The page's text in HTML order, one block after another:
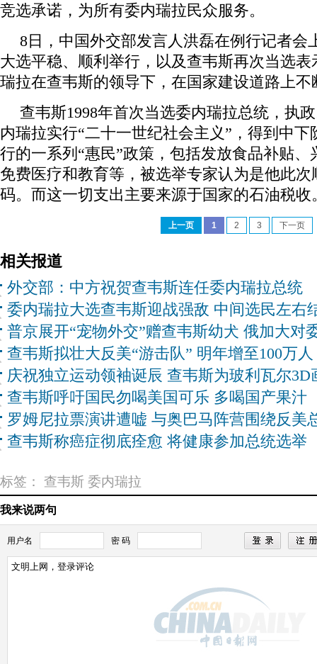
竞选承诺，为所有委内瑞拉民众服务。
8日，中国外交部发言人洪磊在例行记者会
大选平稳、顺利举行，以及查韦斯再次当选
瑞拉在查韦斯的领导下，在国家建设道路上不
查韦斯1998年首次当选委内瑞拉总统，执
内瑞拉实行“二十一世纪社会主义”，得到中
行的一系列“惠民”政策，包括发放食品补贴
免费医疗和教育等，被选举专家认为是他此
码。而这一切支出主要来源于国家的石油税收
上一页 1 2 3 下一页
相关报道
外交部：中方祝贺查韦斯连任委内瑞拉总统
委内瑞拉大选查韦斯迎战强敌 中间选民左右
普京展开“宠物外交”赠查韦斯幼犬 俄加大对
查韦斯拟壮大反美“游击队” 明年增至100万人
庆祝独立运动领袖诞辰 查韦斯为玻利瓦尔3D
查韦斯呼吁国民勿喝美国可乐 多喝国产果汁
罗姆尼拉票演讲遭嘘 与奥巴马阵营围绕反美
查韦斯称癌症彻底痊愈 将健康参加总统选举
标签： 查韦斯 委内瑞拉
我来说两句
用户名 密 码